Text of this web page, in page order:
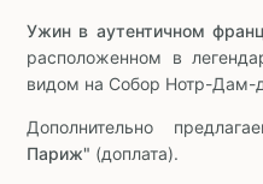
Ужин в аутентичном
расположенном в
видом на Собор Нотр-Дам-
Дополнительно
Париж" (доплата).